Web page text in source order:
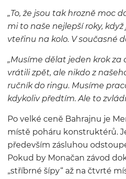
„To, že jsou tak hrozně moc
mi to naše nejlepší roky,
vteřinu na kolo. V současné
„Musíme dělat jeden krok za
vrátili zpět, ale nikdo z
ručník do ringu. Musíme
kdykoliv předtím. Ale to
Po velké ceně Bahrajnu je
místě poháru konstruktérů.
především zásluhou
Pokud by Monačan závod
„stříbrné šípy“ až na čtvrté